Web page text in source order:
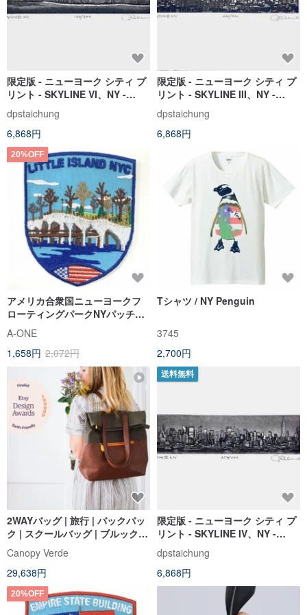
限定版 - ニューヨーク シティ プ
リント - SKYLINE VI、NY -
144/300
dpstaichung
6,868円
限定版 - ニューヨーク シティ プ
リント - SKYLINE III、NY -
261/300
dpstaichung
6,868円
20%OFF
アメリカ合衆国ニューヨークフ
ローティングパークNYパッチア
イロン布ラベル生地バッジ電気
刺繡モラルバッジステッカー
A-ONE
1,658円 2,072円
Tシャツ / NY Penguin
3745
2,700円
2WAYバッグ | 旅行 | バックパッ
ク | スクールバッグ | ブルックリ
ン発 レディース バックパックト
ート＆バックパック
Canopy Verde
29,638円
送料無料
限定版 - ニューヨーク シティ プ
リント - SKYLINE IV、NY -
254/300
dpstaichung
6,868円
20%OFF